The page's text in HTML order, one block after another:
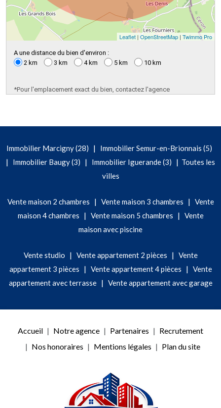
Leaflet | OpenStreetMap | Twimmo Pro
A une distance du bien d'environ :
2 km
3 km 4 km 5 km 10 km
*Pour l'emplacement exact du bien, contactez l'agence
Immobilier Marcigny (28) | Immobilier Semur-en-Brionnais (5)
| Immobilier Baugy (3) | Immobilier Iguerande (3) | Toutes les
villes
Vente maison 2 chambres | Vente maison 3 chambres | Vente
maison 4 chambres
| Vente maison 5 chambres | Vente
maison avec piscine
Vente studio | Vente appartement 2 pièces | Vente
appartement 3 pièces
| Vente appartement 4 pièces | Vente
appartement avec terrasse| Vente appartement avec garage
Accueil Notre agence Partenaires
Recrutement
Nos honoraires
Mentions légales Plan du site